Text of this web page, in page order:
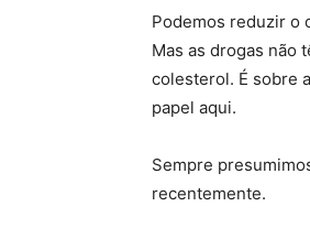
Podemos reduzir o
Mas as drogas não
colesterol. É sobre
papel aqui.
Sempre
recentemente.